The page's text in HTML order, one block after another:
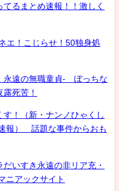
るまとめ速報！！激しく
エ！こじらせ！50独身処
遠の無職童貞- ぼっちな
死苦！
！（新・ナンノひゃくし
報） 話題な事件からおも
いすき永遠の非リア充・
ニアックサイト